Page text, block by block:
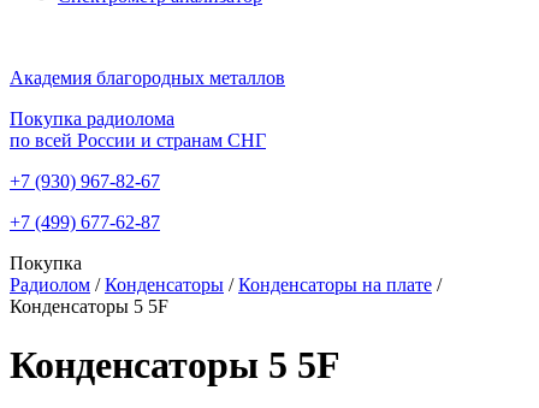
Академия благородных металлов
Покупка радиолома
по всей России и странам СНГ
+7 (930) 967-82-67
+7 (499) 677-62-87
Покупка
Радиолом / Конденсаторы / Конденсаторы на плате /
Конденсаторы 5 5F
Конденсаторы 5 5F